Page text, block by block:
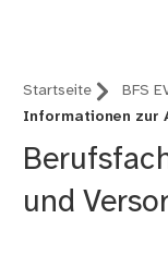
Startseite
BFS
Informationen zur
und